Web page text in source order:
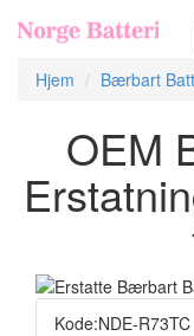
Hjem
Bærbart
OEM
Kode:NDE-R73TC